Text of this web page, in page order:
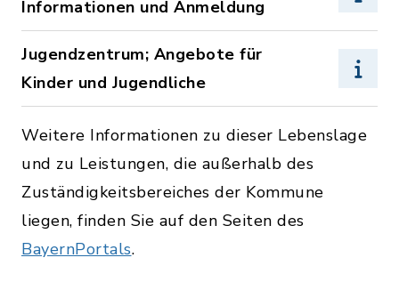
Informationen und Anmeldung
Jugendzentrum; Angebote für
Kinder und Jugendliche
Weitere Informationen zu dieser Lebenslage
und zu Leistungen, die außerhalb des
Zuständigkeitsbereiches der Kommune
liegen, finden Sie auf den Seiten des
BayernPortals.